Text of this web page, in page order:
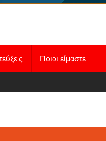
Ποιοι είμαστε